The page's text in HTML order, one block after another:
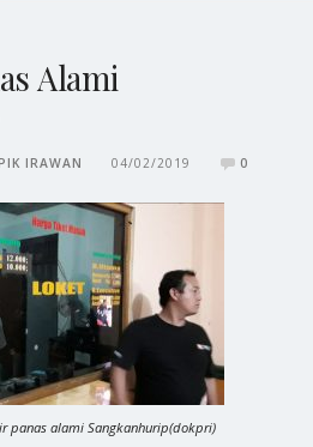
Alami
IRAWAN 04/02/2019 0
panas alami Sangkanhurip(dokpri)